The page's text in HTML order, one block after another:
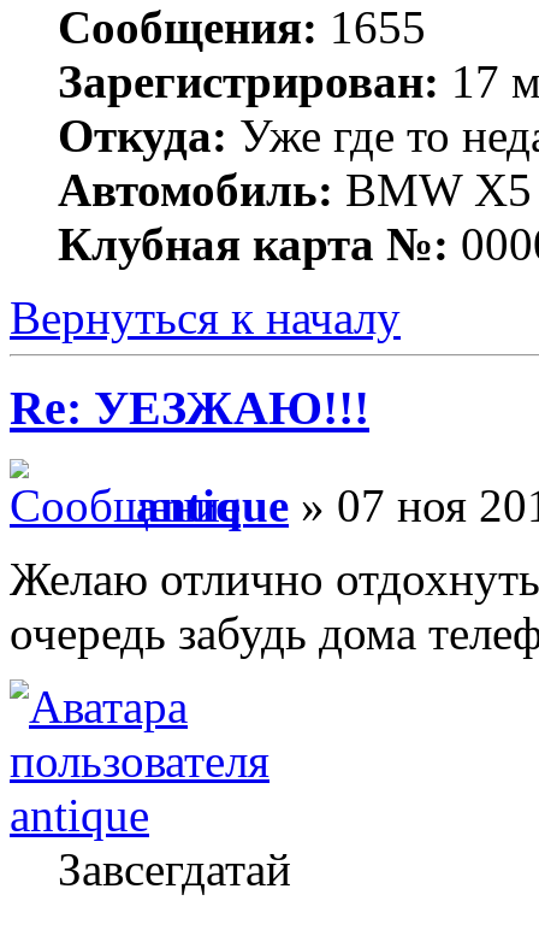
Сообщения: 1655
Зарегистрирован: 17
Откуда: Уже где то
Автомобиль: BMW X5
Клубная карта №:
Вернуться к началу
Re: УЕЗЖАЮ!!!
antique » 07 ноя
Желаю отлично
очередь забудь дома
antique
Завсегдатай